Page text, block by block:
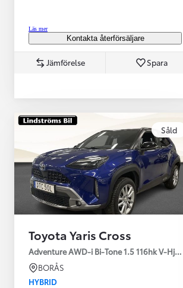
Från 360 900 kr
Från 3 548 kr/mån
Easy Billån
Toyota GR Supra
BENSIN
Läs mer
Kontakta återförsäljare
Jämförelse Spara
Såld
Toyota Yaris Cross
Adventure AWD-i Bi-Tone 1.5 116hk V-Hjul
BORÅS
HYBRID